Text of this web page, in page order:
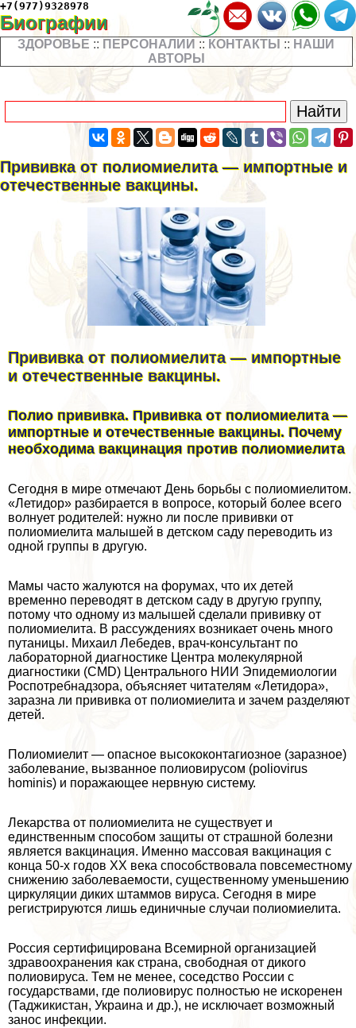
+7(977)9328978
Биографии
ЗДОРОВЬЕ :: ПЕРСОНАЛИИ :: КОНТАКТЫ :: НАШИ
АВТОРЫ
Прививка от полиомиелита — импортные и
отечественные вакцины.
Прививка от полиомиелита — импортные
и отечественные вакцины.
Полио прививка. Прививка от полиомиелита —
импортные и отечественные вакцины. Почему
необходима вакцинация против полиомиелита
Сегодня в мире отмечают День борьбы с полиомиелитом.
«Летидор» разбирается в вопросе, который более всего
волнует родителей: нужно ли после прививки от
полиомиелита малышей в детском саду переводить из
одной группы в другую.
Мамы часто жалуются на форумах, что их детей
временно переводят в детском саду в другую группу,
потому что одному из малышей сделали прививку от
полиомиелита. В рассуждениях возникает очень много
пyтaницы. Михаил Лебедев, врач-консультант по
лабораторной диагностике Центра молекулярной
диагностики (CMD) Центрального НИИ Эпидемиологии
Роспотребнадзора, объясняет читателям «Летидора»,
заразна ли прививка от полиомиелита и зачем разделяют
детей.
Полиомиелит — опасное высококонтагиозное (заразное)
заболевание, вызванное полиовирусом (poliovirus
hominis) и поражающее нервную систему.
Лекарства от полиомиелита не существует и
единственным способом защиты от страшной болезни
является вакцинация. Именно массовая вакцинация с
конца 50-х годов ХХ века способствовала повсеместному
снижению заболеваемости, существенному уменьшению
циркуляции диких штаммов вируса. Сегодня в мире
регистрируются лишь единичные случаи полиомиелита.
Россия сертифицирована Всемирной организацией
здравоохранения как страна, свободная от дикого
полиовируса. Тем не менее, соседство России с
государствами, где полиовирус полностью не искоренен
(Таджикистан, Украина и др.), не исключает возможный
занос инфекции.